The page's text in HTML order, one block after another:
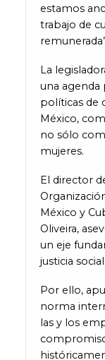
estamos
trabajo de
La
una agenda
políticas de
México,
no sólo
mujeres.
El director
México y
Oliveira,
un eje
justicia
Por ello,
norma
las y los